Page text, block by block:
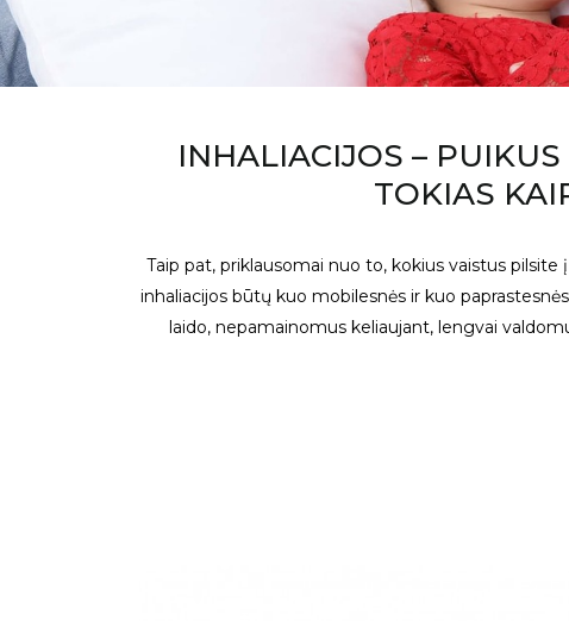
INHALIACIJOS –
TOKIAS
Taip pat, priklausomai nuo to, kokius vaistus
inhaliacijos būtų kuo mobilesnės ir kuo
laido, nepamainomus keliaujant, lengvai